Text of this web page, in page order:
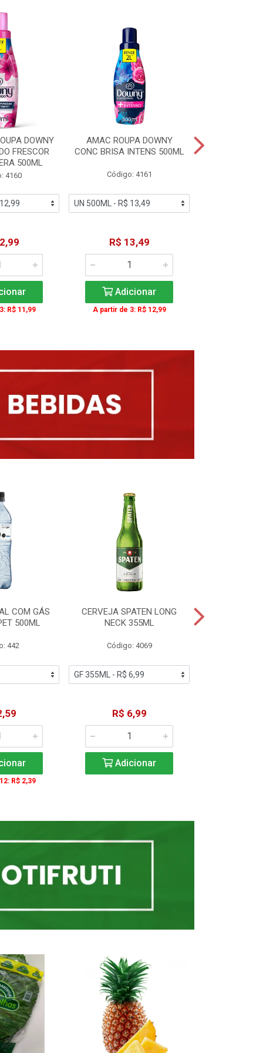
DOWNY
FRESCOR
500ML
4160
R$ 11,99
AMAC ROUPA DOWNY
CONC BRISA INTENS 500ML
Código: 4161
R$ 13,49
Adicionar
A partir de 3: R$ 12,99
COM GÁS
500ML
442
R$ 2,39
CERVEJA SPATEN LONG
NECK 355ML
Código: 4069
R$ 6,99
Adicionar